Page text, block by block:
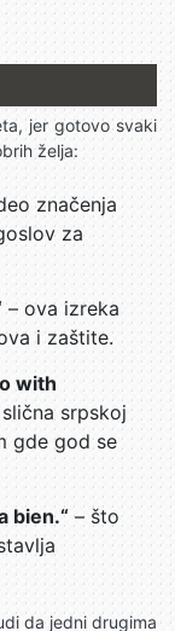
jer gotovo svaki
želja:
značenja
za
– ova izreka
i zaštite.
with
srpskoj
gde god se
bien.“ – što
da jedni drugima